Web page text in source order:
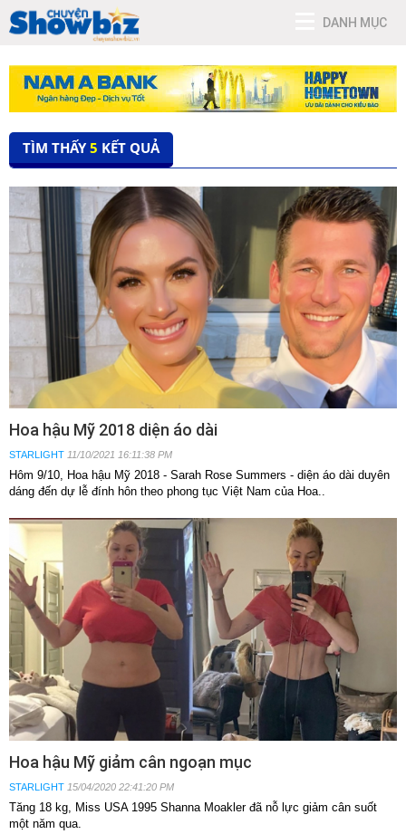
DANH MỤC
TÌM THẤY5 KẾT QUẢ
Hoa hậu Mỹ 2018 diện áo dài
STARLIGHT 11/10/2021 16:11:38 PM
Hôm 9/10, Hoa hậu Mỹ 2018 - Sarah Rose Summers - diện áo dài duyên
dáng đến dự lễ đính hôn theo phong tục Việt Nam của Hoa..
Hoa hậu Mỹ giảm cân ngoạn mục
STARLIGHT 15/04/2020 22:41:20 PM
Tăng 18 kg, Miss USA 1995 Shanna Moakler đã nỗ lực giảm cân suốt
một năm qua.